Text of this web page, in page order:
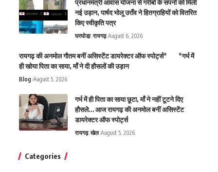
प्रधानमंत्री आवास योजना से गरीबों के सपनों को मिली
नई उड़ान, पार्षद भोलू उराँव ने हितग्राहियों को वितरित
किए स्वीकृति पत्र
घरघोडा़ रायगढ़ August 6, 2026
रायगढ़ की अनमोल गौतम बनीं असिस्टेंट डायरेक्टर ऑफ स्पोर्ट्स* *गर्भ में
ही खोया पिता का साया, माँ ने दी हौसलों की उड़ान
Blog August 5, 2026
गर्भ में ही पिता का साया छूटा, माँ ने नहीं टूटने दिए
हौसले… आज रायगढ़ की अनमोल बनीं असिस्टेंट
डायरेक्टर ऑफ स्पोर्ट्स
रायगढ़ खेल August 5, 2026
Categories